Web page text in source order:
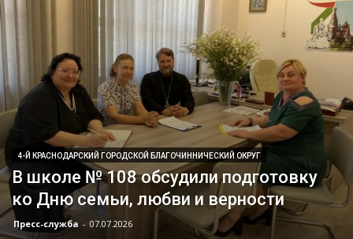
4-Й КРАСНОДАРСКИЙ ГОРОДСКОЙ БЛАГОЧИННИЧЕСКИЙ ОКРУГ
В школе № 108 обсудили подготовку
ко Дню семьи, любви и верности
Пресс-служба - 07.07.2026